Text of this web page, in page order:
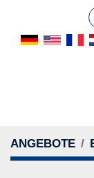
ANGEBOTE